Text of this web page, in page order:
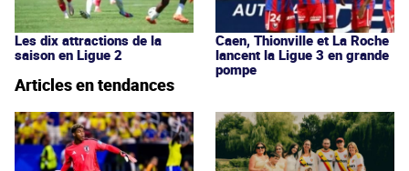
Les dix attractions de la
saison en Ligue 2
Caen, Thionville et La Roche
lancent la Ligue 3 en grande
pompe
Articles en tendances